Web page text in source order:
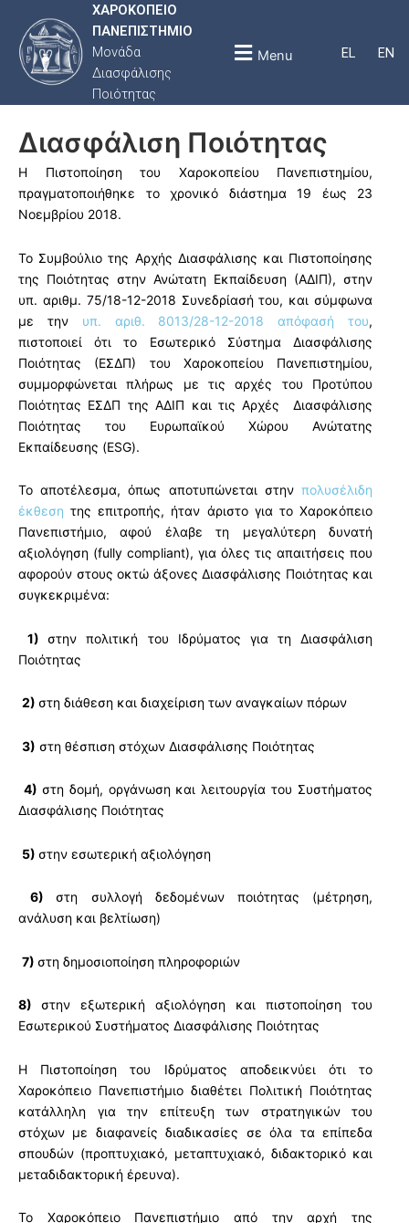
ΧΑΡΟΚΟΠΕΙΟ
ΠΑΝΕΠΙΣΤΗΜΙΟ
Μονάδα
Διασφάλισης
Ποιότητας
EL EN
Menu
Διασφάλιση Ποιότητας
Η Πιστοποίηση του Χαροκοπείου Πανεπιστημίου,
πραγματοποιήθηκε το χρονικό διάστημα 19 έως 23
Νοεμβρίου 2018.
Το Συμβούλιο της Αρχής Διασφάλισης και Πιστοποίησης
της Ποιότητας στην Ανώτατη Εκπαίδευση (ΑΔΙΠ), στην
υπ. αριθμ. 75/18-12-2018 Συνεδρίασή του, και σύμφωνα
με την
υπ. αριθ. 8013/28-12-2018 απόφασή του,
πιστοποιεί ότι το Εσωτερικό Σύστημα Διασφάλισης
Ποιότητας (ΕΣΔΠ) του Χαροκοπείου Πανεπιστημίου,
συμμορφώνεται πλήρως με τις αρχές του Προτύπου
Ποιότητας ΕΣΔΠ της ΑΔΙΠ και τις Αρχές Διασφάλισης
Ποιότητας του Ευρωπαϊκού Χώρου Ανώτατης
Εκπαίδευσης (ESG).
Το αποτέλεσμα, όπως αποτυπώνεται στην πολυσέλιδη
έκθεση της επιτροπής, ήταν άριστο για το Χαροκόπειο
Πανεπιστήμιο, αφού έλαβε τη μεγαλύτερη δυνατή
αξιολόγηση (fully compliant), για όλες τις απαιτήσεις που
αφορούν στους οκτώ άξονες Διασφάλισης Ποιότητας και
συγκεκριμένα:
1)στην πολιτική του Ιδρύματος για τη Διασφάλιση
Ποιότητας
2) στη διάθεση και διαχείριση των αναγκαίων πόρων
3) στη θέσπιση στόχων Διασφάλισης Ποιότητας
4) στη δομή, οργάνωση και λειτουργία του Συστήματος
Διασφάλισης Ποιότητας
5) στην εσωτερική αξιολόγηση
6)στη συλλογή δεδομένων ποιότητας (μέτρηση,
ανάλυση και βελτίωση)
7) στη δημοσιοποίηση πληροφοριών
8) στην εξωτερική αξιολόγηση και πιστοποίηση του
Εσωτερικού Συστήματος Διασφάλισης Ποιότητας
Η Πιστοποίηση του Ιδρύματος αποδεικνύει ότι το
Χαροκόπειο Πανεπιστήμιο διαθέτει Πολιτική Ποιότητας
κατάλληλη για την επίτευξη των στρατηγικών του
στόχων με διαφανείς διαδικασίες σε όλα τα επίπεδα
σπουδών (προπτυχιακό, μεταπτυχιακό, διδακτορικό και
μεταδιδακτορική έρευνα).
Το Χαροκόπειο Πανεπιστήμιο από την αρχή της